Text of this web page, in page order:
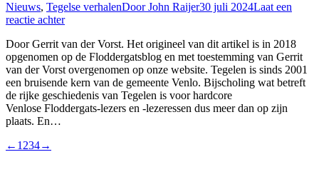
Nieuws, Tegelse verhalenDoorJohn Raijer30 juli 2024Laat een
reactie achter
Door Gerrit van der Vorst. Het origineel van dit artikel is in 2018
opgenomen op de Floddergatsblog en met toestemming van Gerrit
van der Vorst overgenomen op onze website. Tegelen is sinds 2001
een bruisende kern van de gemeente Venlo. Bijscholing wat betreft
de rijke geschiedenis van Tegelen is voor hardcore
Venlose Floddergats-lezers en -lezeressen dus meer dan op zijn
plaats. En…
← 1 234→